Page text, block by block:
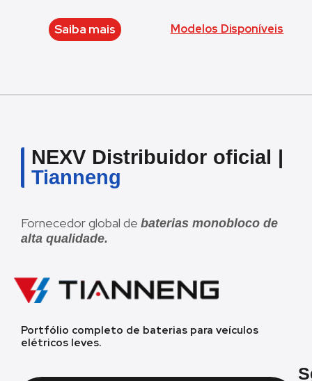
Saiba mais Modelos Disponíveis
NEXV Distribuidor oficial |
Tianneng
Fornecedor global debaterias monobloco de
alta qualidade.
Portfólio completo de baterias para veículos
elétricos leves.